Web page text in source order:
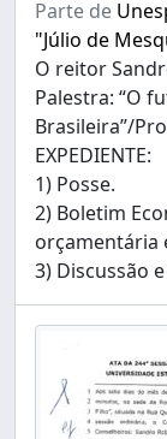
Parte de
"Júlio de
O reitor
Palestra: “O
Brasileira”/
EXPEDIENTE:
1) Posse.
2) Boletim
orçamentária
3) Discussão